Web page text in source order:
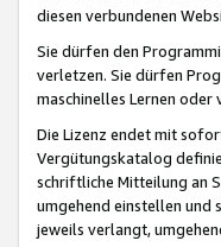
diesen verbundenen
Sie dürfen den
verletzen. Sie dürfen
maschinelles Lernen
Die Lizenz endet mit
Vergütungskatalog
schriftliche Mitteilung an
umgehend einstellen und
jeweils verlangt,